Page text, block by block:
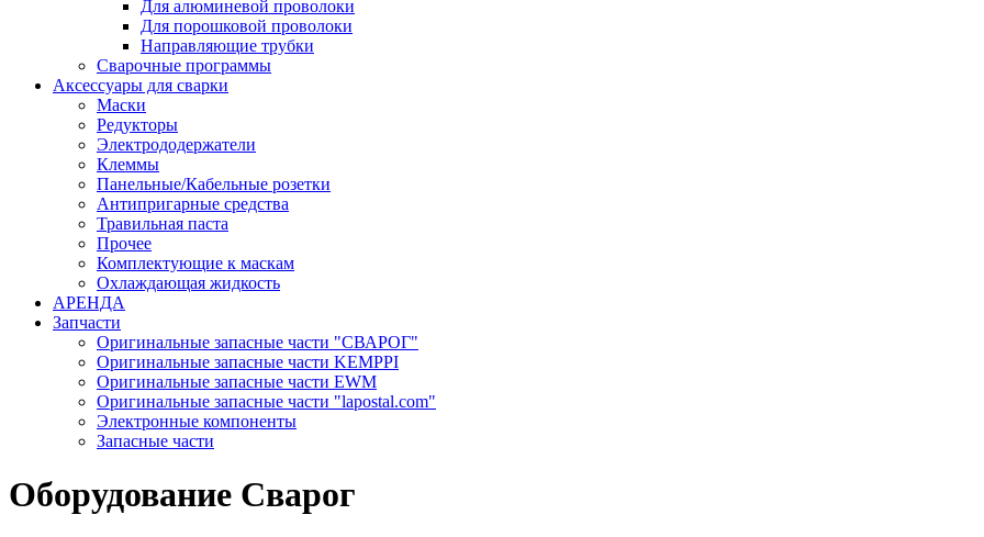
Для алюминевой проволоки
Для порошковой проволоки
Направляющие трубки
Сварочные программы
Аксессуары для сварки
Маски
Редукторы
Электрододержатели
Клеммы
Панельные/Кабельные розетки
Антипригарные средства
Травильная паста
Прочее
Комплектующие к маскам
Охлаждающая жидкость
АРЕНДА
Запчасти
Оригинальные запасные части "СВАРОГ"
Оригинальные запасные части KEMPPI
Оригинальные запасные части EWM
Оригинальные запасные части "lapostal.com"
Электронные компоненты
Запасные части
Оборудование Сварог